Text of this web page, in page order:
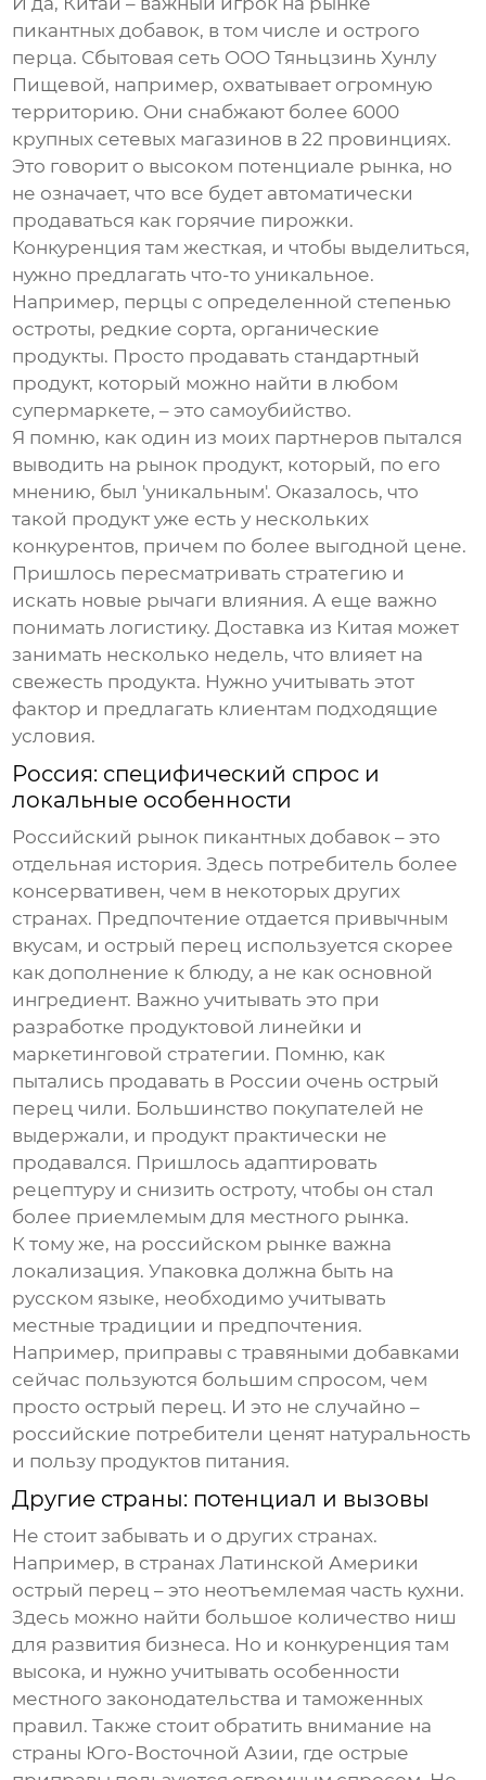
пикантных добавок, в том числе и острого
перца. Сбытовая сеть ООО Тяньцзинь Хунлу
Пищевой, например, охватывает огромную
территорию. Они снабжают более 6000
крупных сетевых магазинов в 22 провинциях.
Это говорит о высоком потенциале рынка, но
не означает, что все будет автоматически
продаваться как горячие пирожки.
Конкуренция там жесткая, и чтобы выделиться,
нужно предлагать что-то уникальное.
Например, перцы с определенной степенью
остроты, редкие сорта, органические
продукты. Просто продавать стандартный
продукт, который можно найти в любом
супермаркете, – это самоубийство.
Я помню, как один из моих партнеров пытался
выводить на рынок продукт, который, по его
мнению, был 'уникальным'. Оказалось, что
такой продукт уже есть у нескольких
конкурентов, причем по более выгодной цене.
Пришлось пересматривать стратегию и
искать новые рычаги влияния. А еще важно
понимать логистику. Доставка из Китая может
занимать несколько недель, что влияет на
свежесть продукта. Нужно учитывать этот
фактор и предлагать клиентам подходящие
условия.
Россия: специфический спрос и
локальные особенности
Российский рынок пикантных добавок – это
отдельная история. Здесь потребитель более
консервативен, чем в некоторых других
странах. Предпочтение отдается привычным
вкусам, и острый перец используется скорее
как дополнение к блюду, а не как основной
ингредиент. Важно учитывать это при
разработке продуктовой линейки и
маркетинговой стратегии. Помню, как
пытались продавать в России очень острый
перец чили. Большинство покупателей не
выдержали, и продукт практически не
продавался. Пришлось адаптировать
рецептуру и снизить остроту, чтобы он стал
более приемлемым для местного рынка.
К тому же, на российском рынке важна
локализация. Упаковка должна быть на
русском языке, необходимо учитывать
местные традиции и предпочтения.
Например, приправы с травяными добавками
сейчас пользуются большим спросом, чем
просто острый перец. И это не случайно –
российские потребители ценят натуральность
и пользу продуктов питания.
Другие страны: потенциал и вызовы
Не стоит забывать и о других странах.
Например, в странах Латинской Америки
острый перец – это неотъемлемая часть кухни.
Здесь можно найти большое количество ниш
для развития бизнеса. Но и конкуренция там
высока, и нужно учитывать особенности
местного законодательства и таможенных
правил. Также стоит обратить внимание на
страны Юго-Восточной Азии, где острые